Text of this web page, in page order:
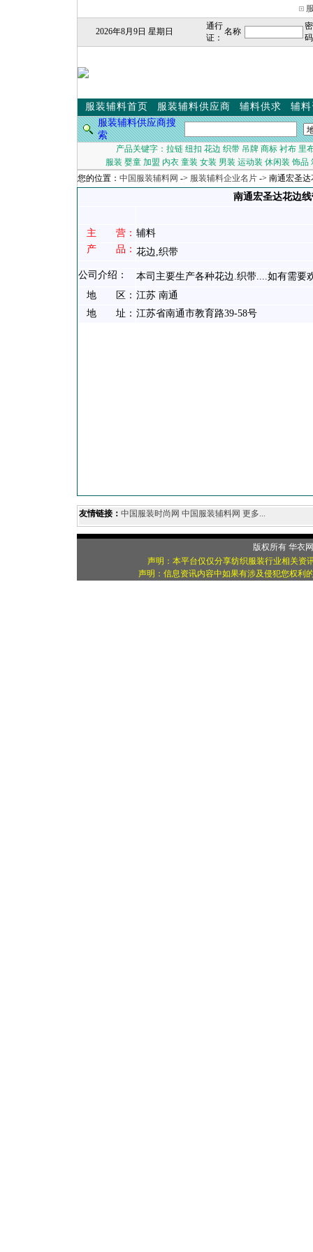
2026年8月9日 星期日
通行
证：
名称
密
码
服装辅料首页 服装辅料供应商 辅料供求
辅
服装辅料供应商搜
索
产品关键字： 拉链 纽扣 花边 织带 吊牌 商标 衬布 里
服装 婴童 加盟 内衣 童装 女装 男装 运动装 休闲装 饰品
您的位置： 中国服装辅料网 -> 服装辅料企业名片 -> 南通宏圣
南通宏圣达花边
主 营： 辅料
产 品： 花边,织带
公司介绍：
本司主要生产各种花边.织带....如有需要
地 区： 江苏 南通
地 址： 江苏省南通市教育路39-58号
友情链接： 中国服装时尚网 中国服装辅料网 更多...
版权所有 华衣网
声明：本平台仅仅分享纺织服装行业相关资
声明：信息资讯内容中如果有涉及侵犯您权利